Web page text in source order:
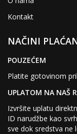
Kontakt
NAČINI
POUZEĆEM
Platite gotovinom
UPLATOM NA NAŠ
Izvršite uplatu
ID narudžbe kao
sve dok sredstva ne